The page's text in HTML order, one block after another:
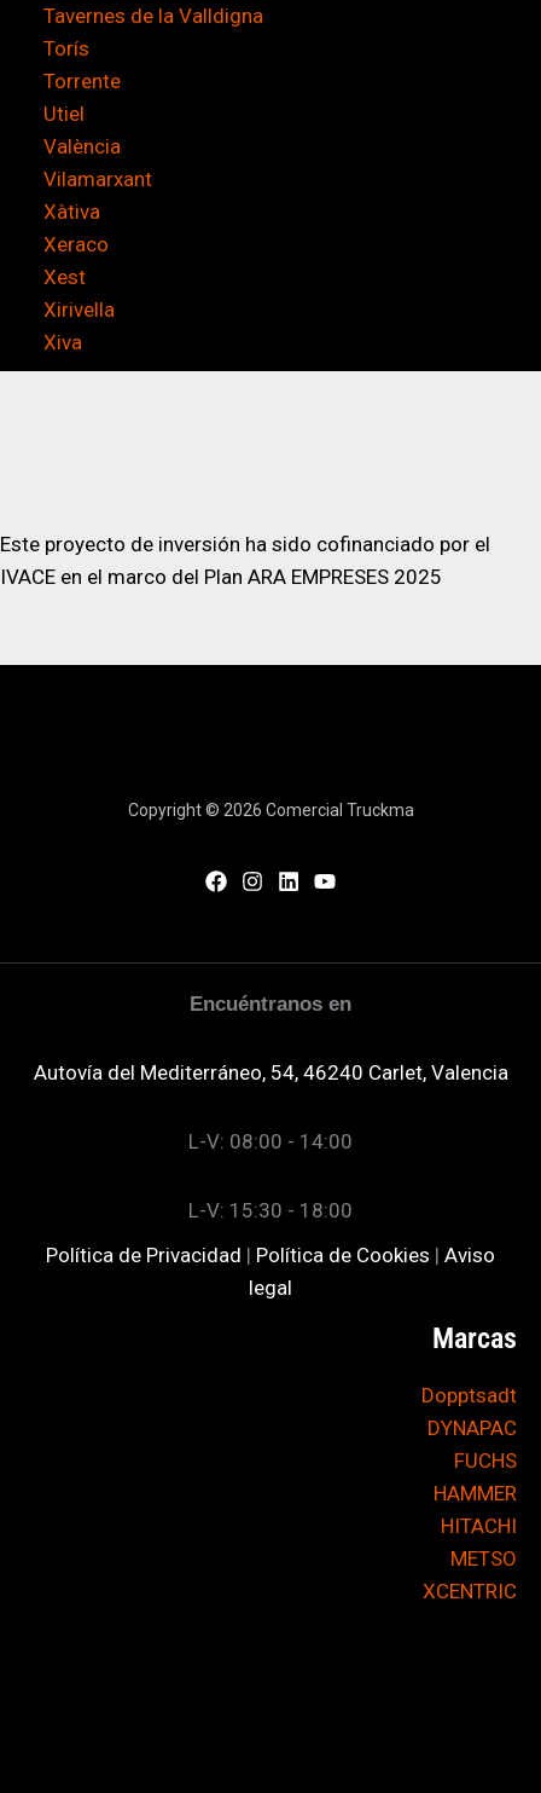
Tavernes de la Valldigna
Torís
Torrente
Utiel
València
Vilamarxant
Xàtiva
Xeraco
Xest
Xirivella
Xiva
Este proyecto de inversión ha sido cofinanciado por el
IVACE en el marco del Plan ARA EMPRESES 2025
Copyright © 2026 Comercial Truckma
Encuéntranos en
Autovía del Mediterráneo, 54, 46240 Carlet, Valencia
L-V: 08:00 - 14:00
L-V: 15:30 - 18:00
Política de Privacidad | Política de Cookies | Aviso
legal
Marcas
Dopptsadt
DYNAPAC
FUCHS
HAMMER
HITACHI
METSO
XCENTRIC